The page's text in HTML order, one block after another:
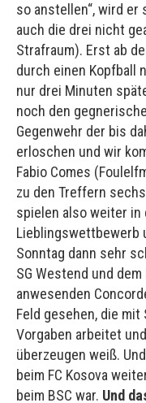
so anstellen“, wird er
auch die drei nicht
Strafraum). Erst ab
durch einen Kopfball
nur drei Minuten
noch den
Gegenwehr der bis
erloschen und wir
Fabio Comes
zu den Treffern
spielen also weiter in
Lieblingswettbewerb
Sonntag dann sehr
SG Westend und
anwesenden
Feld gesehen, die mit
Vorgaben arbeitet
überzeugen weiß.
beim FC Kosova
beim BSC war. Und